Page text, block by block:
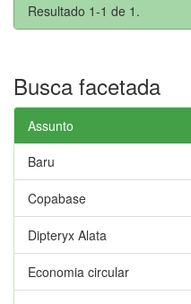
Resultado 1-1 de 1.
Busca facetada
Assunto
Baru
Copabase
Dipteryx Alata
Economia circular